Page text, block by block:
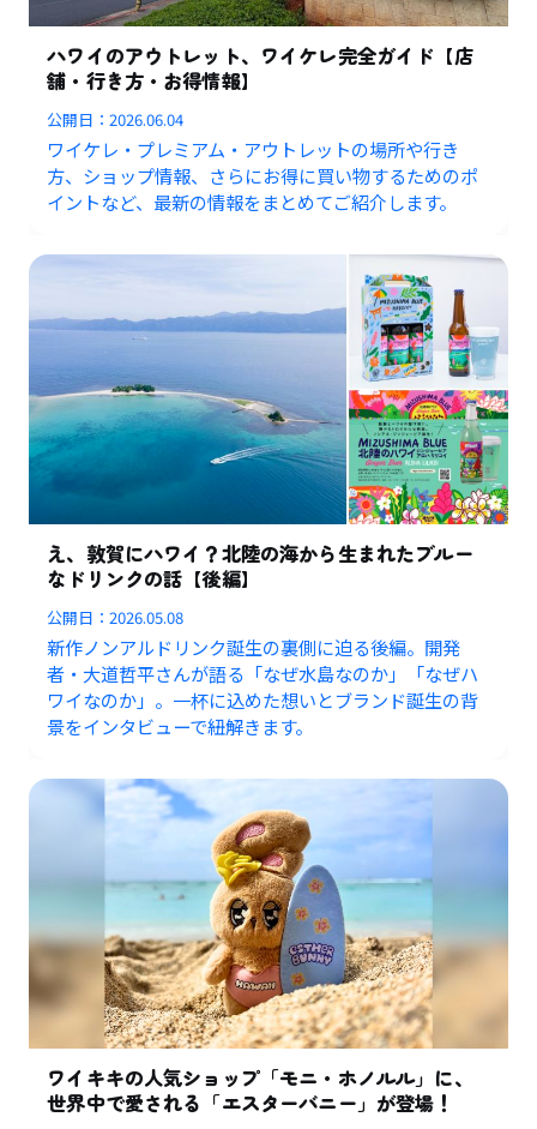
ハワイのアウトレット、ワイケレ完全ガイド【店
舗・行き方・お得情報】
公開日：2026.06.04
ワイケレ・プレミアム・アウトレットの場所や行き
方、ショップ情報、さらにお得に買い物するためのポ
イントなど、最新の情報をまとめてご紹介します。
え、敦賀にハワイ？北陸の海から生まれたブルー
なドリンクの話【後編】
公開日：2026.05.08
新作ノンアルドリンク誕生の裏側に迫る後編。開発
者・大道哲平さんが語る「なぜ水島なのか」「なぜハ
ワイなのか」。一杯に込めた想いとブランド誕生の背
景をインタビューで紐解きます。
ワイキキの人気ショップ「モニ・ホノルル」に、
世界中で愛される「エスターバニー」が登場！